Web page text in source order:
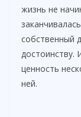
жизнь не
собственный
достоинству.
ценность
ней.